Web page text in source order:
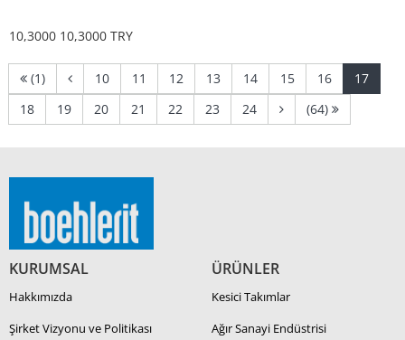
10,3000 10,3000 TRY
(1) 10(current)
11 (current)
12 (current)
13 (current)
14(current)
15(current)
16(current)
17
18(current)
19(current)
20(current)
21 (current)
22 (current)
23 (current)
24(current)(64)
KURUMSAL
Hakkımızda
Şirket Vizyonu ve Politikası
ÜRÜNLER
Kesici Takımlar
Ağır Sanayi Endüstrisi